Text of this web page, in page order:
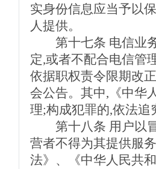
实身份信息应当予以
人提供。
第十七条 电信业务
定,或者不配合电信管
依据职权责令限期改
会公告。其中,《中华
理;构成犯罪的,依法追
第十八条 用户以冒
营者不得为其提供服
法》、《中华人民共